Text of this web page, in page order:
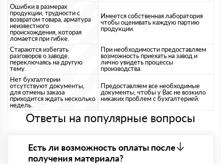
Ошибки в размерах
продукции, трудности с
возвратом товара, арматура
неизвестного
происхождения, которая
ломается при гибке.
Имеется собственная лаборатория
чтобы оценивать каждую партию
продукции.
Стараются избегать
разговоров о заводе,
переключаясь на другую
тему.
При необходимости предоставляем
возможность приехать на завод и
лично увидеть процессы
производства.
Нет бухгалтерии
отсутствуют документы,
для отмены заказа
приходится ждать несколько
недель.
Предоставляем все необходимые
документы, чтобы у Вас не возкило
никаких проблем с бухгалтерией.
Ответы на популярные вопросы
Есть ли возможность оплаты после
получения материала?